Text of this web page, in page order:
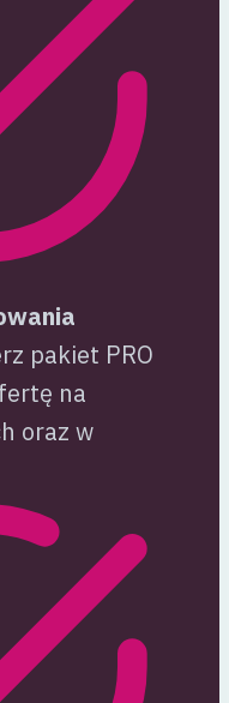
pakiet PRO
na
oraz w